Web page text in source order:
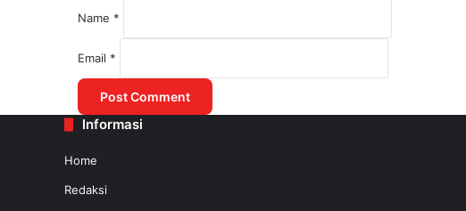
WSBP Selesaikan Suplai Beton Precast Jalan
Name *
Email *
Informasi
Home
Redaksi